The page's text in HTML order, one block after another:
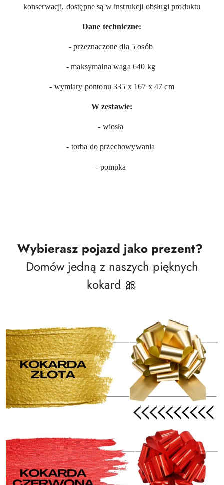
konserwacji, dostępne są w instrukcji obsługi produktu
Dane techniczne:
- przeznaczone dla 5 osób
- maksymalna waga 640 kg
- wymiary pontonu 335 x 167 x 47 cm
W zestawie:
- wiosła
- torba do przechowywania
- pompka
Wybierasz pojazd jako prezent?
Domów jedną z naszych pięknych
kokard 🎀